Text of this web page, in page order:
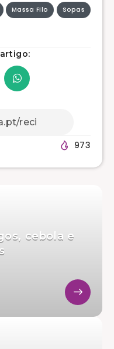
Massa Filo Sopas
973
cebola e